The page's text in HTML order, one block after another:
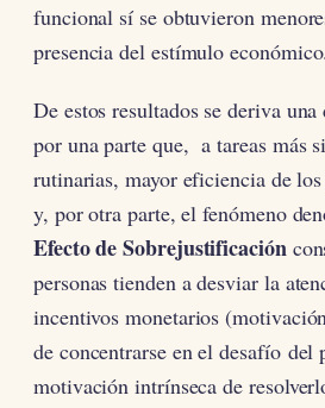
funcional sí se obtuvieron
presencia del estímulo económico.
De estos resultados se deriva
por una parte que, a tareas más
rutinarias, mayor eficiencia de
y, por otra parte, el fenómeno
Efecto de Sobrejustificación
personas tienden a desviar la
incentivos monetarios
de concentrarse en el desafío del
motivación intrínseca de